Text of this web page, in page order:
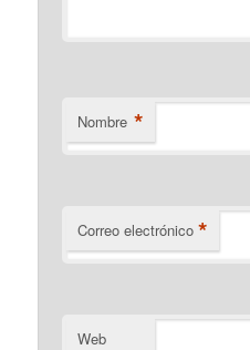
Nombre *
Correo electrónico *
Web